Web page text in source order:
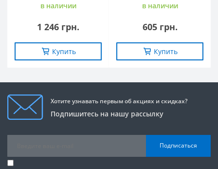
в наличии
1 246 грн.
Купить
в наличии
605 грн.
Купить
Хотите узнавать первым об акциях и скидках?
Подпишитесь на нашу рассылку
Подписаться